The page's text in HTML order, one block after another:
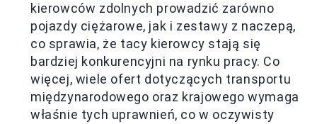
kierowców zdolnych prowadzić zarówno
pojazdy ciężarowe, jak i zestawy z naczepą,
co sprawia, że tacy kierowcy stają się
bardziej konkurencyjni na rynku pracy. Co
więcej, wiele ofert dotyczących transportu
międzynarodowego oraz krajowego wymaga
właśnie tych uprawnień, co w oczywisty